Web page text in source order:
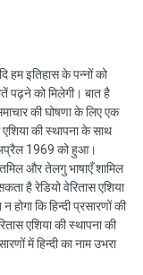
हम इतिहास के पन्नों को
पढ़ने को मिलेगी। बात है
की घोषणा के लिए एक
की स्थापना के साथ
1969 को हुआ।
और तेलगु भाषाएँ शामिल
है रेडियो वेरितास एशिया
होगा कि हिन्दी प्रसारणों की
एशिया की स्थापना की
में हिन्दी का नाम उभरा